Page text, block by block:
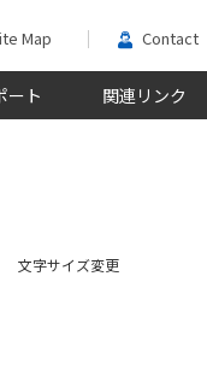
Map Contact
ート 関連リンク
文字サイズ変更